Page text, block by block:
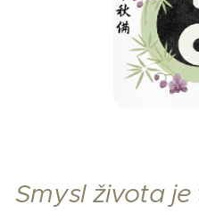
Smysl života